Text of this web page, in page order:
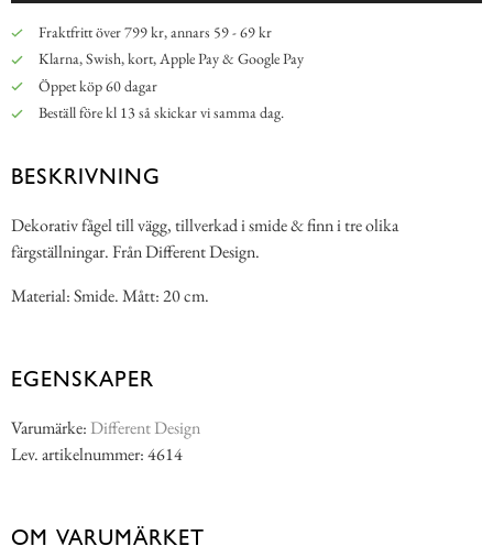
Fraktfritt över 799 kr, annars 59 - 69 kr
Klarna, Swish, kort, Apple Pay & Google Pay
Öppet köp 60 dagar
Beställ före kl 13 så skickar vi samma dag.
BESKRIVNING
Dekorativ fågel till vägg, tillverkad i smide & finn i tre olika
färgställningar. Från Different Design.
Material: Smide. Mått: 20 cm.
EGENSKAPER
Varumärke: Different Design
Lev. artikelnummer: 4614
OM VARUMÄRKET